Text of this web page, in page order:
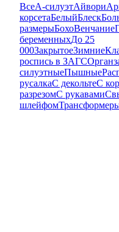
ВсеА-силуэтАйвори
корсетаБелыйБлеск
размерыБохоВенчание
беременныхДо 25
000ЗакрытоеЗимние
роспись в ЗАГС
силуэтныеПышные
русалкаС декольтеС
разрезомС рукавами
шлейфом